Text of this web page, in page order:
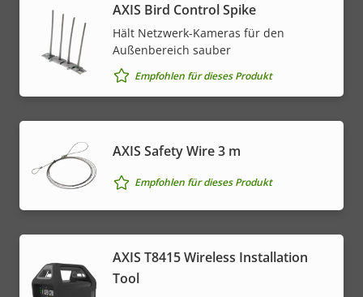
AXIS Bird Control Spike
Hält Netzwerk-Kameras für den
Außenbereich sauber
Empfohlen für dieses Produkt
AXIS Safety Wire 3 m
Empfohlen für dieses Produkt
AXIS T8415 Wireless Installation
Tool